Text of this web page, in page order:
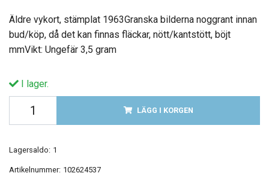
Äldre vykort, stämplat 1963Granska bilderna noggrant innan
bud/köp, då det kan finnas fläckar, nött/kantstött, böjt
mmVikt: Ungefär 3,5 gram
I lager.
LÄGG I KORGEN
Lagersaldo: 1
Artikelnummer: 102624537